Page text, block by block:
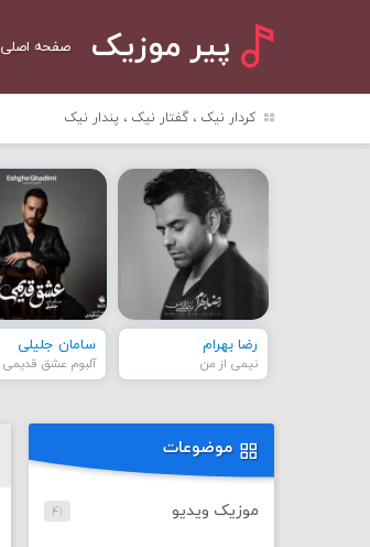
پیر موزیک صفحه اصلی
کردار نیک ، گفتار نیک ، پندار نیک
رضا بهرام
نیمی از من
سامان جلیلی
آلبوم عشق قدیمی
موضوعات
موزیک ویدیو ۴۱